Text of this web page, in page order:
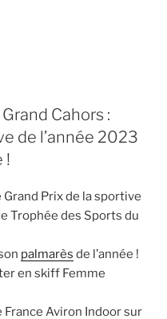
Cahors :
de l’année 2023
!
Prix de la sportive
Trophée des Sports du
palmarès de l’année !
en skiff Femme
France Aviron Indoor sur